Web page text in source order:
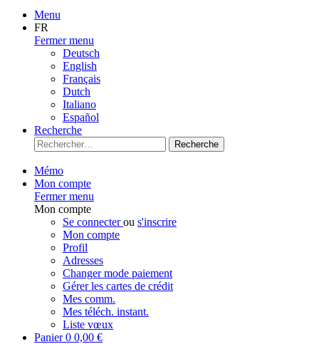
Menu
FR
Fermer menu
Deutsch
English
Français
Dutch
Italiano
Español
Recherche
Recherche
Mémo
Mon compte
Fermer menu
Mon compte
Se connecterou s'inscrire
Mon compte
Profil
Adresses
Changer mode paiement
Gérer les cartes de crédit
Mes comm.
Mes téléch. instant.
Liste vœux
Panier0 0,00 €